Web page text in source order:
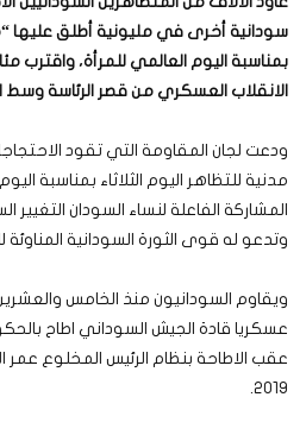
سودانية أخرى في مليونية أطلق عليها
بمناسبة اليوم العالمي للمرأة، واقترب
الانقلاب العسكري من قصر الرئاسة وسط
ودعت لجان المقاومة التي تقود
مدنية للتظاهر اليوم الثلاثاء بمناسبة
المشاركة الفاعلة لنساء السودان
وتدعو له قوى الثورة السودانية
ويقاوم السودانيون منذ الخامس
عسكريا قادة الجيش السوداني اطاح
عقب الاطاحة بنظام الرئيس المخلوع عمر
2019.